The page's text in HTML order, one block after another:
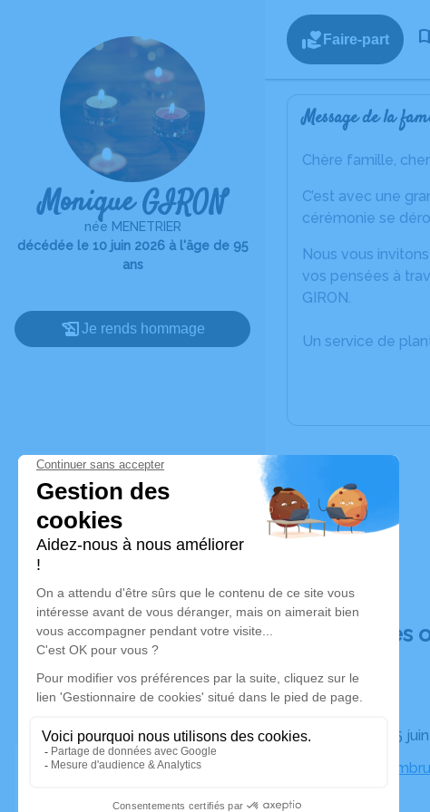
Monique GIRON
née MENETRIER
décédée le 10 juin 2026 à l'âge de 95
ans
Je rends hommage
Faire-part
Message de la
Chère famille,
C’est avec une
cérémonie se
Nous vous
vos pensées à
GIRON.
Un service de
Déroulé des
Le lundi 15
Église